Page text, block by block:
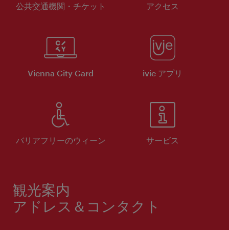
公共交通機関・チケット アクセス
Vienna City Card ivie アプリ
バリアフリーのウィーン サービス
観光案内
アドレス＆コンタクト